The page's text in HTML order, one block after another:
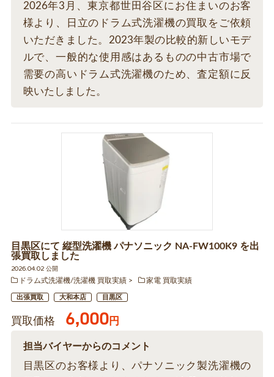
2026年3月、東京都世田谷区にお住まいのお客
様より、日立のドラム式洗濯機の買取をご依頼
いただきました。2023年製の比較的新しいモデ
ルで、一般的な使用感はあるものの中古市場で
需要の高いドラム式洗濯機のため、査定額に反
映いたしました。
目黒区にて 縦型洗濯機 パナソニック NA-FW100K9 を出
張買取しました
2026.04.02 公開
ドラム式洗濯機/洗濯機 買取実績
家電 買取実績
出張買取 大和本店 目黒区
買取価格 6,000円
担当バイヤーからのコメント
目黒区のお客様より、パナソニック製洗濯機の